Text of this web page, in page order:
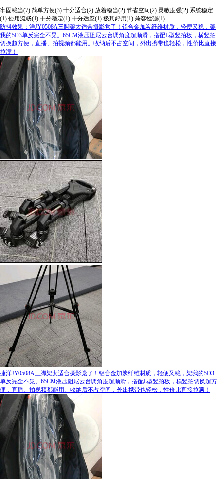
牢固稳当(7) 简单方便(3) 十分适合(2) 放着稳当(2) 节省空间(2) 灵敏度强(2) 系统稳定
(1) 使用流畅(1) 十分稳定(1) 十分适应(1) 极其好用(1) 兼容性强(1)
防抖效果：洋JY0508A三脚架太适合摄影党了！铝合金加炭纤维材质，轻便又稳，架
我的5D3单反完全不晃。65CM液压阻尼云台调角度超顺滑，搭配L型竖拍板，横竖拍
切换超方便，直播、拍视频都能用。收纳后不占空间，外出携带也轻松，性价比直接
拉满！
捷洋JY0508A三脚架太适合摄影党了！铝合金加炭纤维材质，轻便又稳，架我的5D3
单反完全不晃。65CM液压阻尼云台调角度超顺滑，搭配L型竖拍板，横竖拍切换超方
便，直播、拍视频都能用。收纳后不占空间，外出携带也轻松，性价比直接拉满！